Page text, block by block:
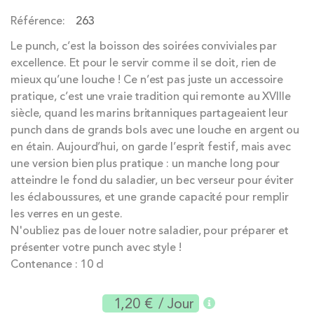
images
gallery
Référence
263
Le punch, c’est la boisson des soirées conviviales par
excellence. Et pour le servir comme il se doit, rien de
mieux qu’une louche ! Ce n’est pas juste un accessoire
pratique, c’est une vraie tradition qui remonte au XVIIIe
siècle, quand les marins britanniques partageaient leur
punch dans de grands bols avec une louche en argent ou
en étain. Aujourd’hui, on garde l’esprit festif, mais avec
une version bien plus pratique : un manche long pour
atteindre le fond du saladier, un bec verseur pour éviter
les éclaboussures, et une grande capacité pour remplir
les verres en un geste.
N'oubliez pas de louer notre saladier, pour préparer et
présenter votre punch avec style !
Contenance : 10 cl
1,20 € / Jour